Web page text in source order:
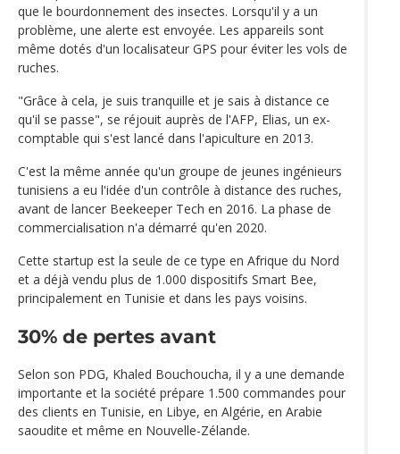
que le bourdonnement des insectes. Lorsqu'il y a un
problème, une alerte est envoyée. Les appareils sont
même dotés d'un localisateur GPS pour éviter les vols de
ruches.
"Grâce à cela, je suis tranquille et je sais à distance ce
qu'il se passe", se réjouit auprès de l'AFP, Elias, un ex-
comptable qui s'est lancé dans l'apiculture en 2013.
C'est la même année qu'un groupe de jeunes ingénieurs
tunisiens a eu l'idée d'un contrôle à distance des ruches,
avant de lancer Beekeeper Tech en 2016. La phase de
commercialisation n'a démarré qu'en 2020.
Cette startup est la seule de ce type en Afrique du Nord
et a déjà vendu plus de 1.000 dispositifs Smart Bee,
principalement en Tunisie et dans les pays voisins.
30% de pertes avant
Selon son PDG, Khaled Bouchoucha, il y a une demande
importante et la société prépare 1.500 commandes pour
des clients en Tunisie, en Libye, en Algérie, en Arabie
saoudite et même en Nouvelle-Zélande.